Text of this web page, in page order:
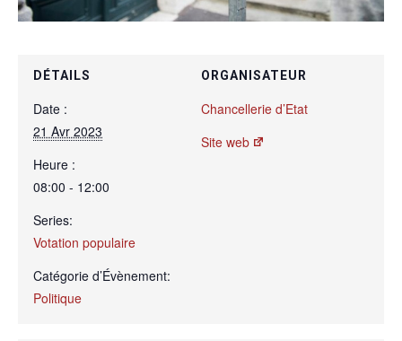
DÉTAILS
Date :
21 Avr 2023
Heure :
08:00 - 12:00
Series:
Votation populaire
Catégorie d’Évènement:
Politique
ORGANISATEUR
Chancellerie d’Etat
Site web